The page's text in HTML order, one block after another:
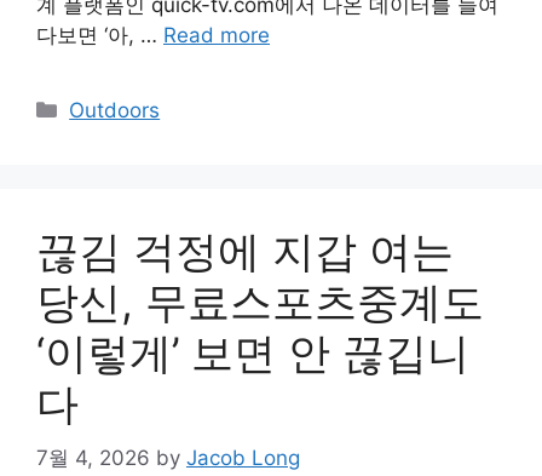
계 플랫폼인 quick-tv.com에서 나온 데이터를 들여
다보면 ‘아, … Read more
Categories
Outdoors
끊김 걱정에 지갑 여는
당신, 무료스포츠중계도
‘이렇게’ 보면 안 끊깁니
다
7월 4, 2026 by Jacob Long